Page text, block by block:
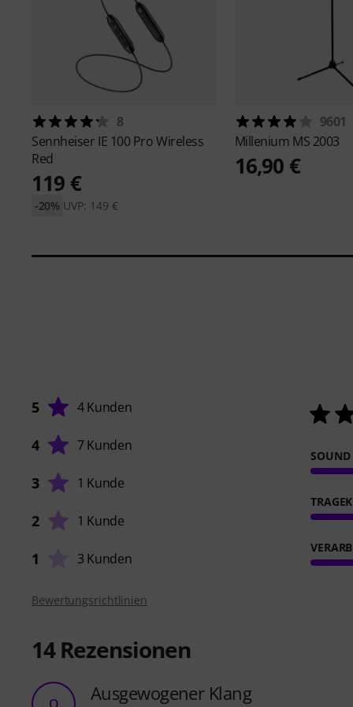
8
Sennheiser IE 100 Pro Wireless
Red
119 €
UVP: 149 €
-20%
9601
Millenium MS 2003
16,90 €
5 4 Kunden
4 7 Kunden
3 1 Kunde
2 1 Kunde
1 3 Kunden
SOUND
Bewertungsrichtlinien
14Rezensionen
Ausgewogener Klang